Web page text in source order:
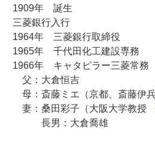
1909年 誕生
三菱銀行入行
1964年 三菱銀行取締役
1965年 千代田化工建設専務
1966年 キャタピラー三菱常務
父：大倉恒吉
母：斎藤ミエ（京都、斎藤伊兵
妻：桑田彩子（大阪大学教授
長男：大倉喬雄